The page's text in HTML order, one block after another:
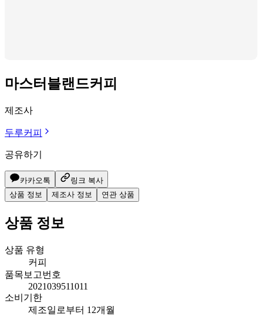
마스터블랜드커피
제조사
두루커피
공유하기
카카오톡
링크 복사
상품 정보
제조사 정보 연관 상품
상품 정보
상품 유형
커피
품목보고번호
2021039511011
소비기한
제조일로부터 12개월